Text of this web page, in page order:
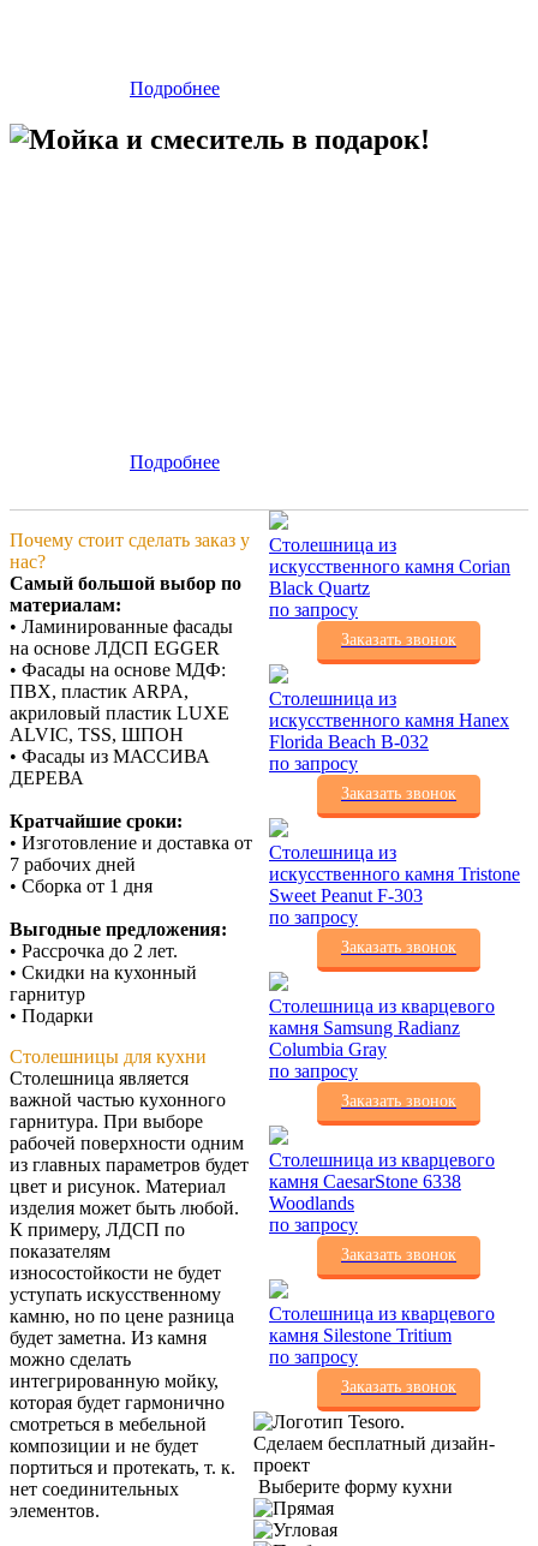
Подробнее
Мойка и смеситель в подарок!
Подробнее
Почему стоит сделать заказ у
нас?
Самый большой выбор по
материалам:
• Ламинированные фасады
на основе ЛДСП EGGER
• Фасады на основе МДФ:
ПВХ, пластик ARPA,
акриловый пластик LUXE
ALVIC, TSS, ШПОН
• Фасады из МАССИВА
ДЕРЕВА
Кратчайшие сроки:
• Изготовление и доставка от
7 рабочих дней
• Сборка от 1 дня
Выгодные предложения:
• Рассрочка до 2 лет.
• Скидки на кухонный
гарнитур
• Подарки
Столешницы для кухни
Столешница является
важной частью кухонного
гарнитура. При выборе
рабочей поверхности одним
из главных параметров будет
цвет и рисунок. Материал
изделия может быть любой.
К примеру, ЛДСП по
показателям
износостойкости не будет
уступать искусственному
камню, но по цене разница
будет заметна. Из камня
можно сделать
интегрированную мойку,
которая будет гармонично
смотреться в мебельной
композиции и не будет
портиться и протекать, т. к.
нет соединительных
элементов.
Столешница из
искусственного камня Corian
Black Quartz
по запросу
Заказать звонок
Столешница из
искусственного камня Hanex
Florida Beach B-032
по запросу
Заказать звонок
Столешница из
искусственного камня Tristone
Sweet Peanut F-303
по запросу
Заказать звонок
Столешница из кварцевого
камня Samsung Radianz
Columbia Gray
по запросу
Заказать звонок
Столешница из кварцевого
камня CaesarStone 6338
Woodlands
по запросу
Заказать звонок
Столешница из кварцевого
камня Silestone Tritium
по запросу
Заказать звонок
Сделаем бесплатный дизайн-
проект
Выберите форму кухни